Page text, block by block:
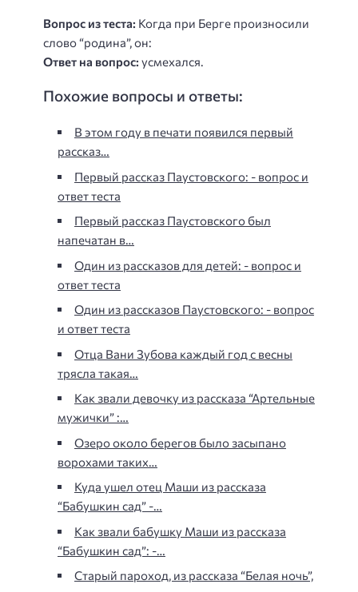
Вопрос из теста: Когда при Берге произносили
слово “родина”, он:
Ответ на вопрос: усмехался.
Похожие вопросы и ответы:
В этом году в печати появился первый
рассказ…
Первый рассказ Паустовского: - вопрос и
ответ теста
Первый рассказ Паустовского был
напечатан в…
Один из рассказов для детей: - вопрос и
ответ теста
Один из рассказов Паустовского: - вопрос
и ответ теста
Отца Вани Зубова каждый год с весны
трясла такая…
Как звали девочку из рассказа “Артельные
мужички” :…
Озеро около берегов было засыпано
ворохами таких…
Куда ушел отец Маши из рассказа
“Бабушкин сад” -…
Как звали бабушку Маши из рассказа
“Бабушкин сад”: -…
Старый пароход, из рассказа “Белая ночь”,